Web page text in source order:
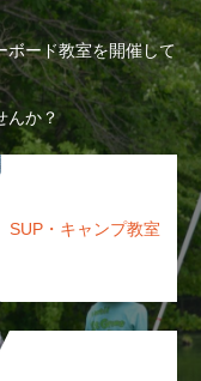
ボード教室を開催して
んか？
SUP・キャンプ教室